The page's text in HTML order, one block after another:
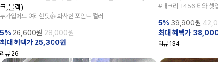
크,블랙)
누가입어도 여리한핏👍 화사한 포인트 컬러
5% 26,600원 28,000원
최대 혜택가 25,300원
리뷰 26
#매크리 T456 티와 셋
5% 39,900원
최대 혜택가
리뷰 134